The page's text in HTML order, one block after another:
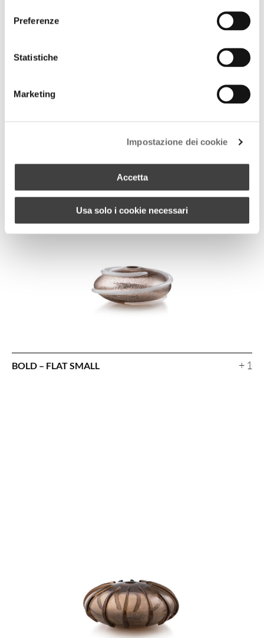
Preferenze
Statistiche
Marketing
Impostazione dei cookie
Accetta
Usa solo i cookie necessari
BOLD – FLAT SMALL + 1